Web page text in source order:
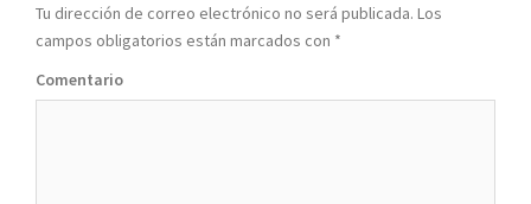
Tu dirección de correo electrónico no será publicada. Los
campos obligatorios están marcados con *
Comentario